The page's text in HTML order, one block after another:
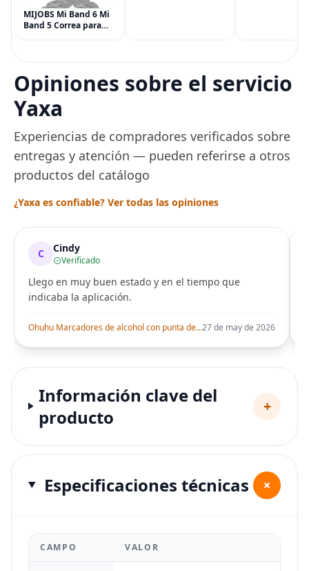
MIJOBS Mi Band 6 Mi
Band 5 Correa para
de metal para Mi
Smart Band 6
Opiniones sobre el servicio
Yaxa
Experiencias de compradores verificados sobre
entregas y atención — pueden referirse a otros
productos del catálogo
¿Yaxa es confiable? Ver todas las opiniones
C Cindy
Verificado
Llego en muy buen estado y en el tiempo que
indicaba la aplicación.
Ohuhu Marcadores de alcohol con punta de pincel – Juego de marcadores artísticos de doble punta con certificación AP para artistas adultos27 de may de 2026
Información clave del
producto
+
Especificaciones técnicas +
CAMPO VALOR